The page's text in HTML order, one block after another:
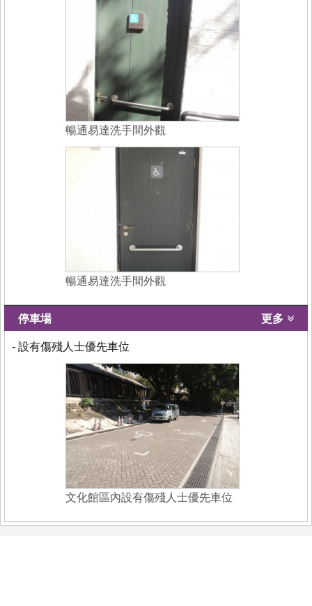
暢通易達洗手間外觀
暢通易達洗手間外觀
停車場 更多
- 設有傷殘人士優先車位
文化館區內設有傷殘人士優先車位